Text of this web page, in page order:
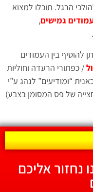
הרגל. תוכלו למצוא
גמישים,
להוסיף בין העמודים
/ כפתורי הרעדה וחוליות
“ומודיעים” לנהג ע”י
של פס המסומן בצבע)
נחזור אליכם